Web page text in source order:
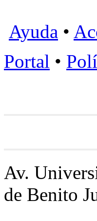
Ayuda •
Portal •
Av.
de Benito